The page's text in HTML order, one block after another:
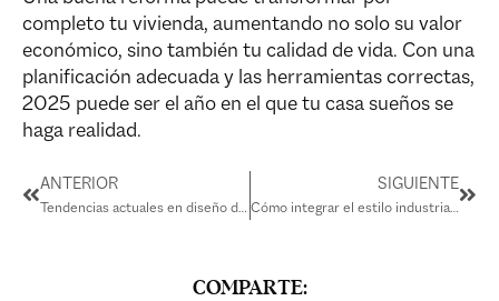
completo tu vivienda, aumentando no solo su valor
económico, sino también tu calidad de vida. Con una
planificación adecuada y las herramientas correctas,
2025 puede ser el año en el que tu casa sueños se
haga realidad.
ANTERIOR
Tendencias actuales en diseño de interiores para reformas
SIGUIENTE
Cómo integrar el estilo industrial en tu reforma
COMPARTE: